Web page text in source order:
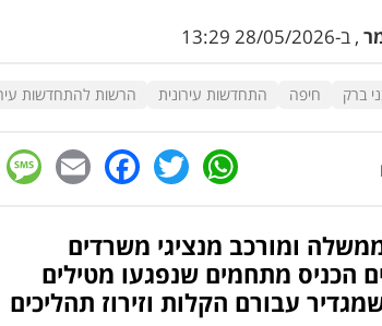
, ב-28/05/2026 13:29
ברק חיפה התחדשות עירונית הרשות להתחדשות
WhatsApp
Twitter
ומורכב מנציגי משרדים
הכניס מתחמים שנפגעו מטילים
עבורם הקלות וזירוז תהליכים